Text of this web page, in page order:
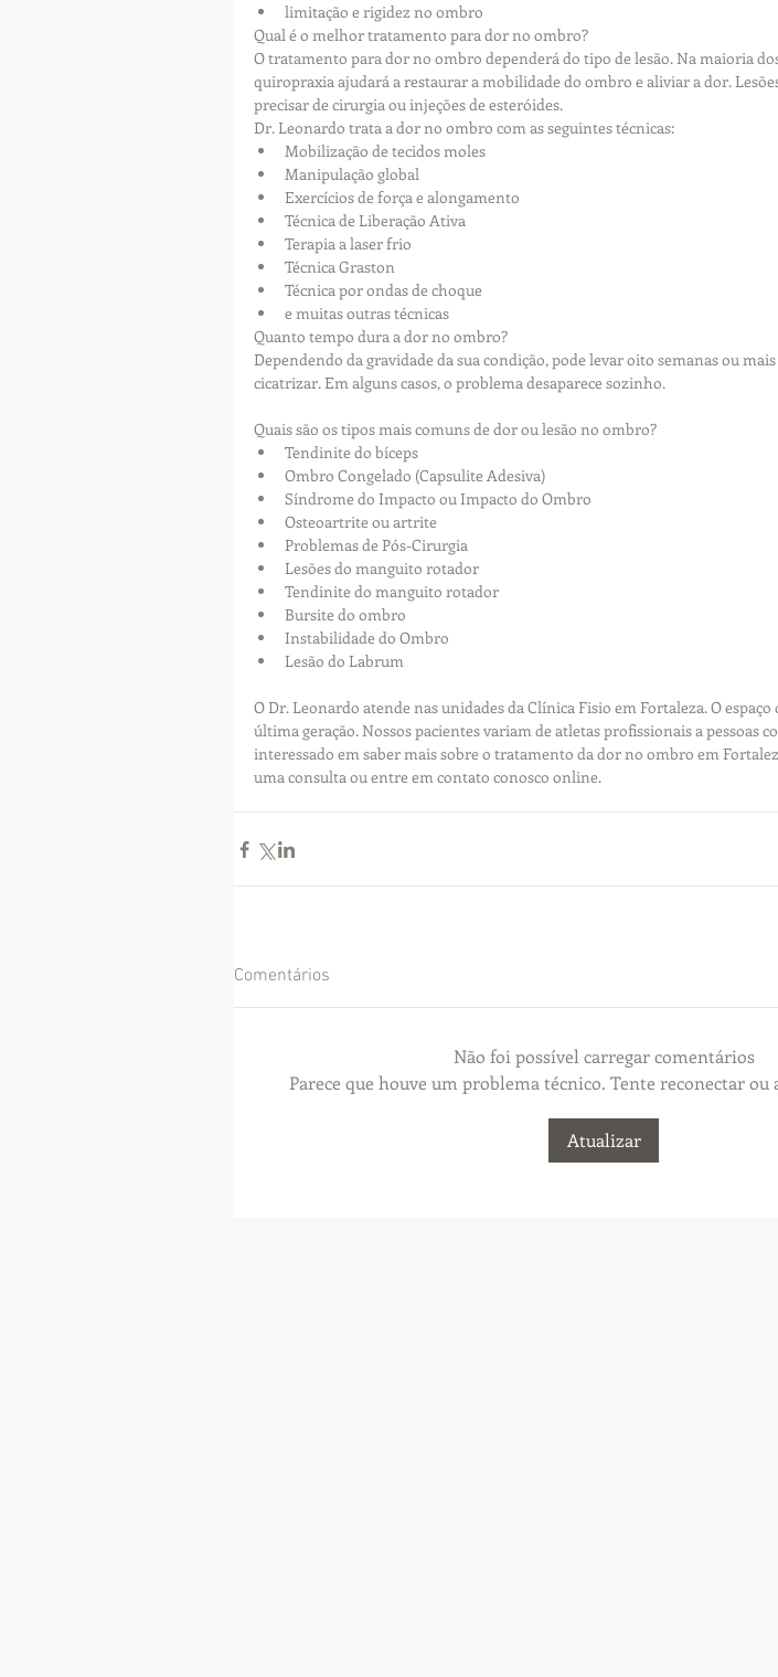
limitação e rigidez no ombro
Qual é o melhor tratamento para dor no ombro?
O tratamento para dor no ombro dependerá do tipo de lesão. Na maioria
quiropraxia ajudará a restaurar a mobilidade do ombro e aliviar a dor.
precisar de cirurgia ou injeções de esteróides.
Dr. Leonardo trata a dor no ombro com as seguintes técnicas:
Mobilização de tecidos moles
Manipulação global
Exercícios de força e alongamento
Técnica de Liberação Ativa
Terapia a laser frio
Técnica Graston
Técnica por ondas de choque
e muitas outras técnicas
Quanto tempo dura a dor no ombro?
Dependendo da gravidade da sua condição, pode levar oito semanas ou
cicatrizar. Em alguns casos, o problema desaparece sozinho.
Quais são os tipos mais comuns de dor ou lesão no ombro?
Tendinite do bíceps
Ombro Congelado (Capsulite Adesiva)
Síndrome do Impacto ou Impacto do Ombro
Osteoartrite ou artrite
Problemas de Pós-Cirurgia
Lesões do manguito rotador
Tendinite do manguito rotador
Bursite do ombro
Instabilidade do Ombro
Lesão do Labrum
O Dr. Leonardo atende nas unidades da Clínica Fisio em Fortaleza. O espaço
última geração. Nossos pacientes variam de atletas profissionais a pessoas
interessado em saber mais sobre o tratamento da dor no ombro em
uma consulta ou entre em contato conosco online.
Comentários
Não foi possível carregar comentários
Parece que houve um problema técnico. Tente reconectar ou
Atualizar